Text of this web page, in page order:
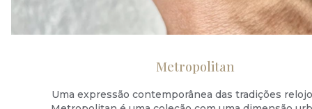
Metropolitan
Uma expressão contemporânea das tradições